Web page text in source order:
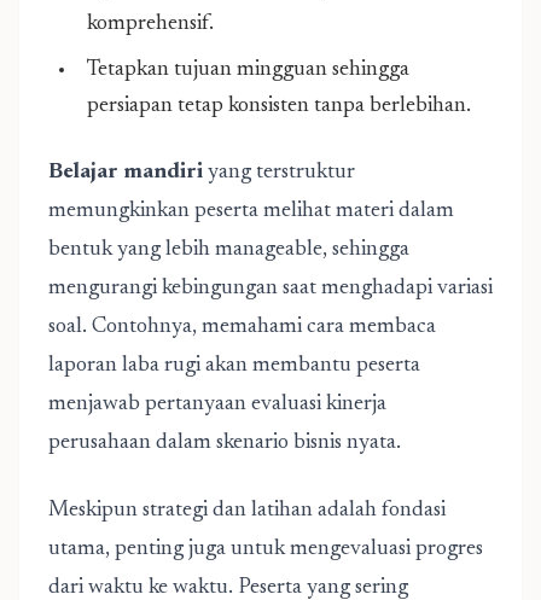
komprehensif.
Tetapkan tujuan mingguan sehingga
persiapan tetap konsisten tanpa berlebihan.
Belajar mandiri yang terstruktur
memungkinkan peserta melihat materi dalam
bentuk yang lebih manageable, sehingga
mengurangi kebingungan saat menghadapi variasi
soal. Contohnya, memahami cara membaca
laporan laba rugi akan membantu peserta
menjawab pertanyaan evaluasi kinerja
perusahaan dalam skenario bisnis nyata.
Meskipun strategi dan latihan adalah fondasi
utama, penting juga untuk mengevaluasi progres
dari waktu ke waktu. Peserta yang sering